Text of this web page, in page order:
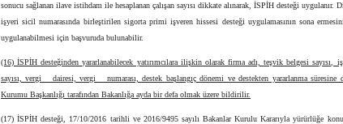
sonucu sağlanan ilave istihdam ile hesaplanan çalışan sayısı dikkate alınarak, İSPİH desteği uygulanır.
işyeri sicil numarasında birleştirilen sigorta primi işveren hissesi desteği uygulamasının sona
uygulanabilmesi için başvuruda bulunabilir.
(16) İSPİH desteğinden yararlanabilecek yatırımcılara ilişkin olarak firma adı, teşvik belgesi sayısı,
sayısı, vergi dairesi, vergi numarası, destek başlangıç dönemi ve destekten yararlanma
Kurumu Başkanlığı tarafından Bakanlığa ayda bir defa olmak üzere bildirilir.
(17) İSPİH desteği, 17/10/2016 tarihli ve 2016/9495 sayılı Bakanlar Kurulu Kararıyla yürürlüğe